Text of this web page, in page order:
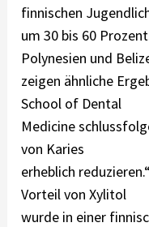
finnischen
um 30 bis 60
Polynesien und
zeigen ähnliche
School of Dental
Medicine
von Karies
erheblich
Vorteil von Xylitol
wurde in einer